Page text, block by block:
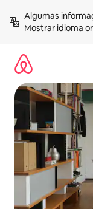
para
Mostrar idioma